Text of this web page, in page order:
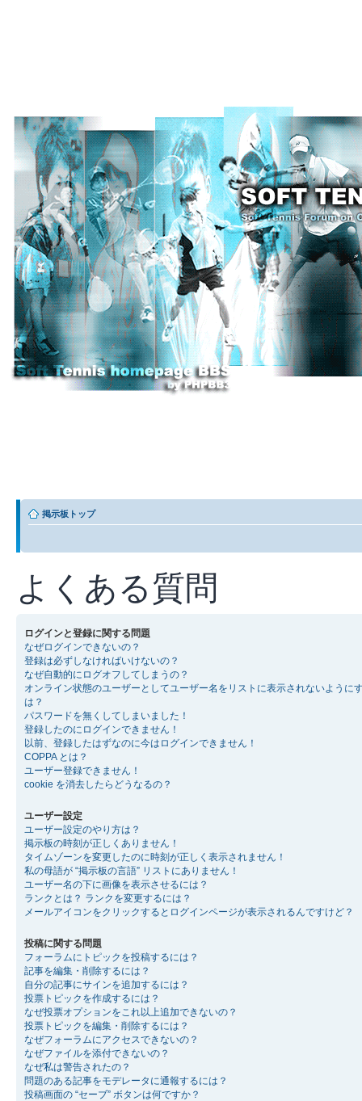
掲示板トップ
よくある質問
ログインと登録に関する問題
なぜログインできないの？
登録は必ずしなければいけないの？
なぜ自動的にログオフしてしまうの？
オンライン状態のユーザーとしてユーザー名をリストに表示されないように
は？
パスワードを無くしてしまいました！
登録したのにログインできません！
以前、登録したはずなのに今はログインできません！
COPPA とは？
ユーザー登録できません！
cookie を消去したらどうなるの？
ユーザー設定
ユーザー設定のやり方は？
掲示板の時刻が正しくありません！
タイムゾーンを変更したのに時刻が正しく表示されません！
私の母語が “掲示板の言語” リストにありません！
ユーザー名の下に画像を表示させるには？
ランクとは？ ランクを変更するには？
メールアイコンをクリックするとログインページが表示されるんですけど？
投稿に関する問題
フォーラムにトピックを投稿するには？
記事を編集・削除するには？
自分の記事にサインを追加するには？
投票トピックを作成するには？
なぜ投票オプションをこれ以上追加できないの？
投票トピックを編集・削除するには？
なぜフォーラムにアクセスできないの？
なぜファイルを添付できないの？
なぜ私は警告されたの？
問題のある記事をモデレータに通報するには？
投稿画面の “セーブ” ボタンは何ですか？